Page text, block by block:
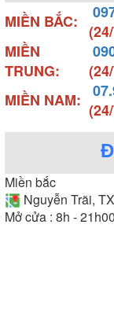
MIỀN BẮC:
MIỀN
TRUNG:
MIỀN NAM:
Miền bắc
Nguyễn Trãi,
Mở cửa : 8h -